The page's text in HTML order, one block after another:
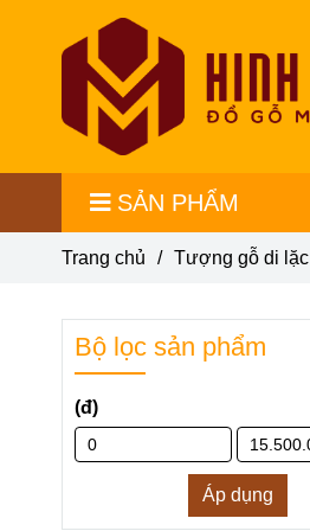
SẢN PHẨM
Trang chủ / Tượng gỗ di lặc
Bộ lọc sản phẩm
(đ)
Áp dụng